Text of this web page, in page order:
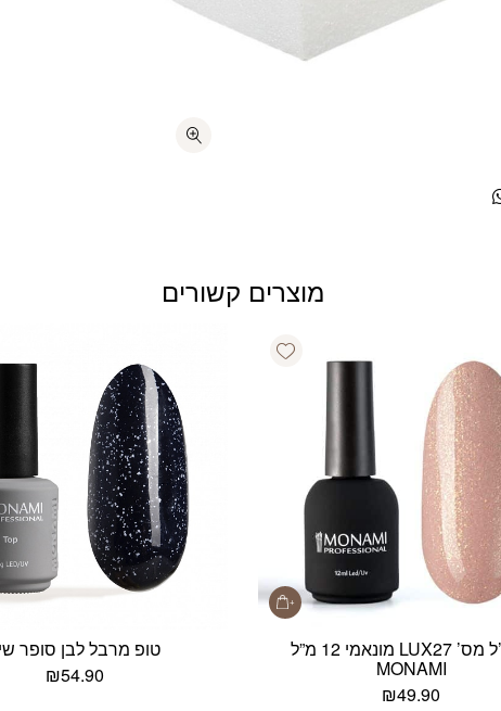
מוצרים קשורים
Add wishlist
לק ג’ל מס’ LUX27 מונאמי 12 מ”ל
MONAMI
₪49.90
טופ מרבל לבן סופר
₪54.90